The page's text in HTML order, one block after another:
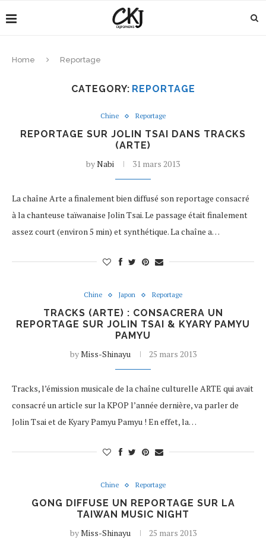
Home Reportage
CATEGORY: REPORTAGE
Chine Reportage
REPORTAGE SUR JOLIN TSAI DANS TRACKS
(ARTE)
byNabi 31 mars 2013
La chaîne Arte a finalement bien diffusé son reportage consacré
à la chanteuse taïwanaise Jolin Tsai. Le passage était finalement
assez court (environ 5 min) et synthétique. La chaîne a…
Chine Japon Reportage
TRACKS (ARTE) : CONSACRERA UN
REPORTAGE SUR JOLIN TSAI & KYARY PAMYU
PAMYU
byMiss-Shinayu 25 mars 2013
Tracks, l’émission musicale de la chaîne culturelle ARTE qui avait
consacré un article sur la KPOP l’année dernière, va parler de
Jolin Tsai et de Kyary Pamyu Pamyu ! En effet, la…
Chine Reportage
GONG DIFFUSE UN REPORTAGE SUR LA
TAIWAN MUSIC NIGHT
byMiss-Shinayu 25 mars 2013